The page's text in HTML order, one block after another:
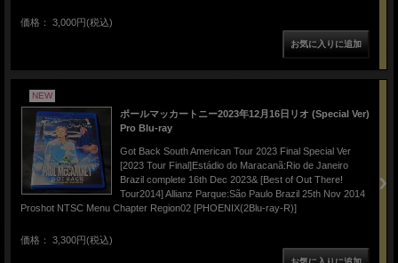
価格： 3,000円(税込)
NEW
ポールマッカートニー2023年12月16日リオ (Special Ver)
Pro Blu-ray
Got Back South American Tour 2023 Final Special Ver
[2023 Tour Final]Estádio do Maracanã:Rio de Janeiro
Brazil complete 16th Dec 2023& [Best of Out There!
Tour2014] Allianz Parque:São Paulo Brazil 25th Nov 2014
Proshot NTSC Menu Chapter Region02 [PHOENIX(2Blu-ray-R)]
価格： 3,300円(税込)